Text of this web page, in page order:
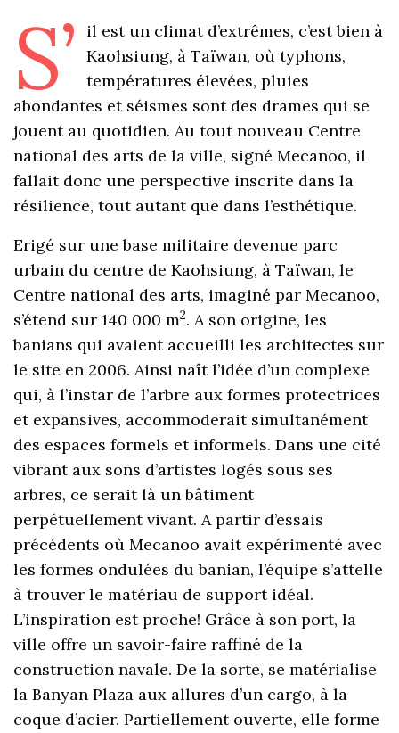
S’
il est un climat d’extrêmes, c’est bien à
Kaohsiung, à Taïwan, où typhons,
températures élevées, pluies
abondantes et séismes sont des drames qui se
jouent au quotidien. Au tout nouveau Centre
national des arts de la ville, signé Mecanoo, il
fallait donc une perspective inscrite dans la
résilience, tout autant que dans l’esthétique.
Erigé sur une base militaire devenue parc
urbain du centre de Kaohsiung, à Taïwan, le
Centre national des arts, imaginé par Mecanoo,
s’étend sur 140 000 m2. A son origine, les
banians qui avaient accueilli les architectes sur
le site en 2006. Ainsi naît l’idée d’un complexe
qui, à l’instar de l’arbre aux formes protectrices
et expansives, accommoderait simultanément
des espaces formels et informels. Dans une cité
vibrant aux sons d’artistes logés sous ses
arbres, ce serait là un bâtiment
perpétuellement vivant. A partir d’essais
précédents où Mecanoo avait expérimenté avec
les formes ondulées du banian, l’équipe s’attelle
à trouver le matériau de support idéal.
L’inspiration est proche! Grâce à son port, la
ville offre un savoir-faire raffiné de la
construction navale. De la sorte, se matérialise
la Banyan Plaza aux allures d’un cargo, à la
coque d’acier. Partiellement ouverte, elle forme